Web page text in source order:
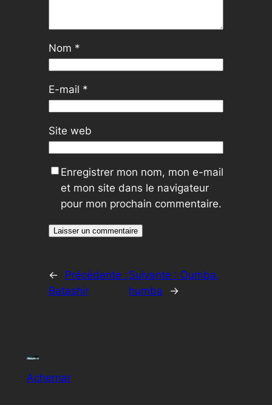
Nom *
E-mail *
Site web
Enregistrer mon nom, mon e-mail
et mon site dans le navigateur
pour mon prochain commentaire.
←
Précédente :
Batashir
Suivante : Oumba,
humba
→
Achernar